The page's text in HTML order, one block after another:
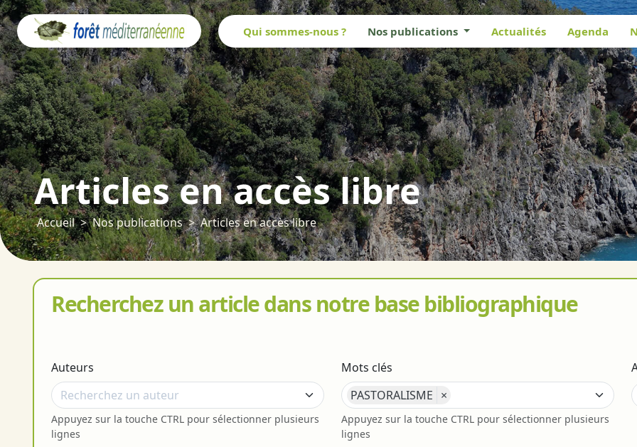
Qui sommes-nous ? Nos publications Actualités Agenda
Articles en accès libre
Accueil Nos publications Articles en accès libre
Recherchez un article dans notre base bibliographique
Auteurs
Appuyez sur la touche CTRL pour sélectionner plusieurs
lignes
Mots clés
PASTORALISME ×
Appuyez sur la touche CTRL pour sélectionner plusieurs
lignes
Panneau de gestion des cookies